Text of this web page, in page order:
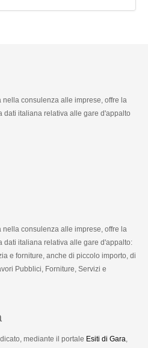
nella consulenza alle imprese, offre la
dati italiana relativa alle gare d'appalto
nella consulenza alle imprese, offre la
dati italiana relativa alle gare d'appalto:
e forniture, anche di piccolo importo, di
Pubblici, Forniture, Servizi e
mediante il portale Esiti di Gara,